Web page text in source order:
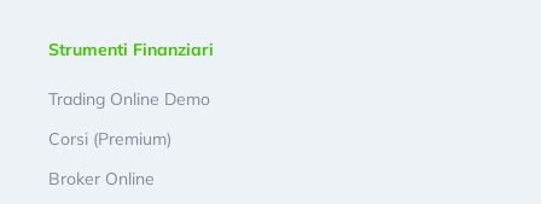
Strumenti Finanziari
Trading Online Demo
Corsi (Premium)
Broker Online